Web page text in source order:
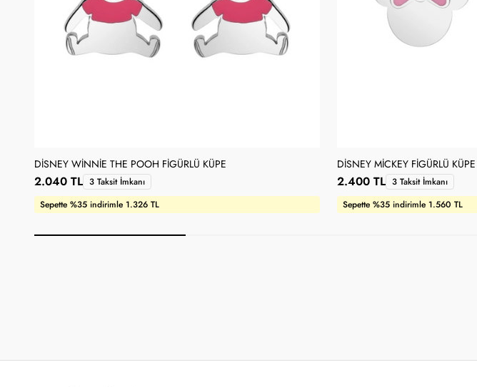
DISNEY WINNIE THE POOH FIGÜRLÜ KÜPE
Sepette %35 indirimle 1.326 TL
2.040 TL 3 Taksit İmkanı
DISNEY MICKEY FIGÜRLÜ KÜPE
Sepette %35 indirimle 1.560 TL
2.400 TL 3 Taksit İmkanı